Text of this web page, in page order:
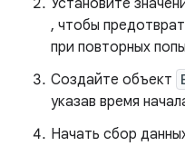
Установите
, чтобы
при повторных
Создайте объект
указав время
Начать сбор